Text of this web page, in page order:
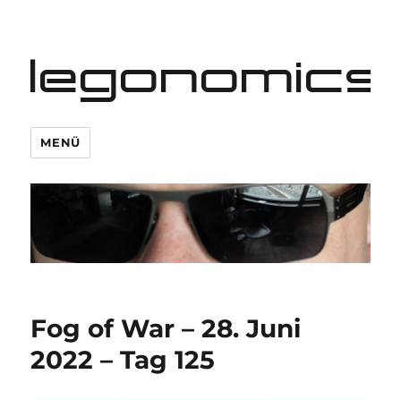
legonomics
MENÜ
Fog of War – 28. Juni
2022 – Tag 125